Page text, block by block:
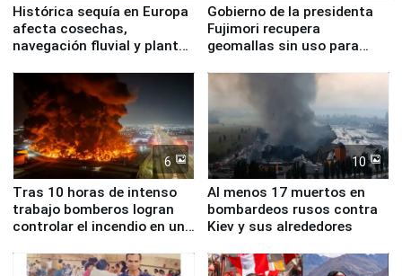
Histórica sequía en Europa
afecta cosechas,
navegación fluvial y plantas
Gobierno de la presidenta
Fujimori recupera
geomallas sin uso para
Fenómeno El Niño
6
Tras 10 horas de intenso
trabajo bomberos logran
controlar el incendio en una
de Chile
10
Al menos 17 muertos en
bombardeos rusos contra
Kiev y sus alrededores